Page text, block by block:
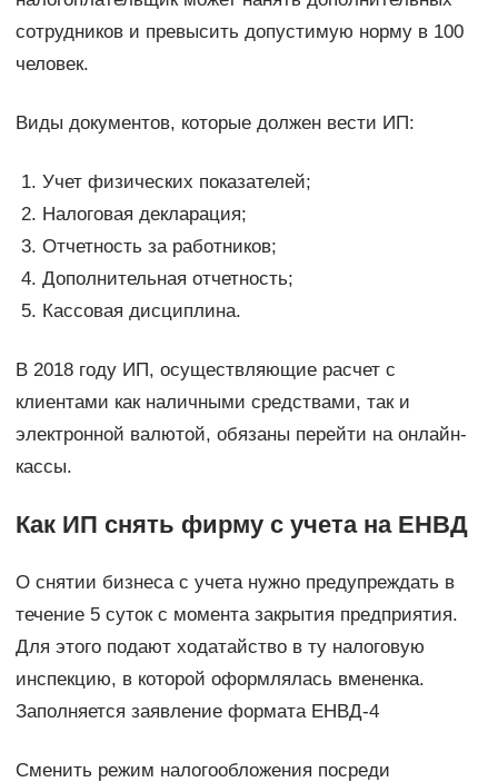
сотрудников и превысить допустимую норму в 100
человек.
Виды документов, которые должен вести ИП:
Учет физических показателей;
Налоговая декларация;
Отчетность за работников;
Дополнительная отчетность;
Кассовая дисциплина.
В 2018 году ИП, осуществляющие расчет с
клиентами как наличными средствами, так и
электронной валютой, обязаны перейти на онлайн-
кассы.
Как ИП снять фирму с учета на ЕНВД
О снятии бизнеса с учета нужно предупреждать в
течение 5 суток с момента закрытия предприятия.
Для этого подают ходатайство в ту налоговую
инспекцию, в которой оформлялась вмененка.
Заполняется заявление формата ЕНВД-4
Сменить режим налогообложения посреди